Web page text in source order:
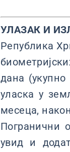
УЛАЗАК И
Република
дана
уласка у
месеца,
Погранични
увид и